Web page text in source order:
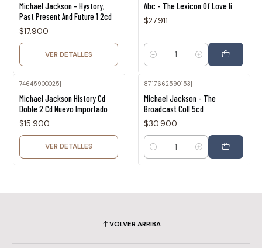
Michael Jackson - Hystory,
Past Present And Future 1 2cd
$17.900
VER DETALLES
Abc - The Lexicon Of Love Ii
$27.911
Cantidad
74645900025|
Michael Jackson History Cd
Doble 2 Cd Nuevo Importado
$15.900
VER DETALLES
8717662590153|
Michael Jackson - The
Broadcast Coll 5cd
$30.900
Cantidad
VOLVER ARRIBA